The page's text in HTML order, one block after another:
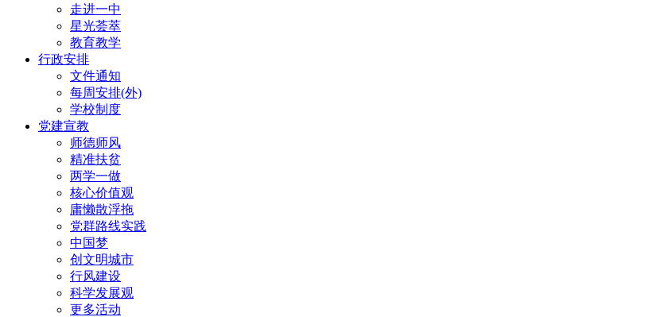
走进一中
星光荟萃
教育教学
行政安排
文件通知
每周安排(外)
学校制度
党建宣教
师德师风
精准扶贫
两学一做
核心价值观
庸懒散浮拖
党群路线实践
中国梦
创文明城市
行风建设
科学发展观
更多活动